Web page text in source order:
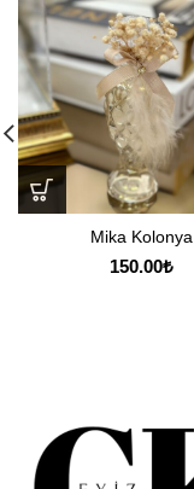
Mika Kolonya
150.00₺